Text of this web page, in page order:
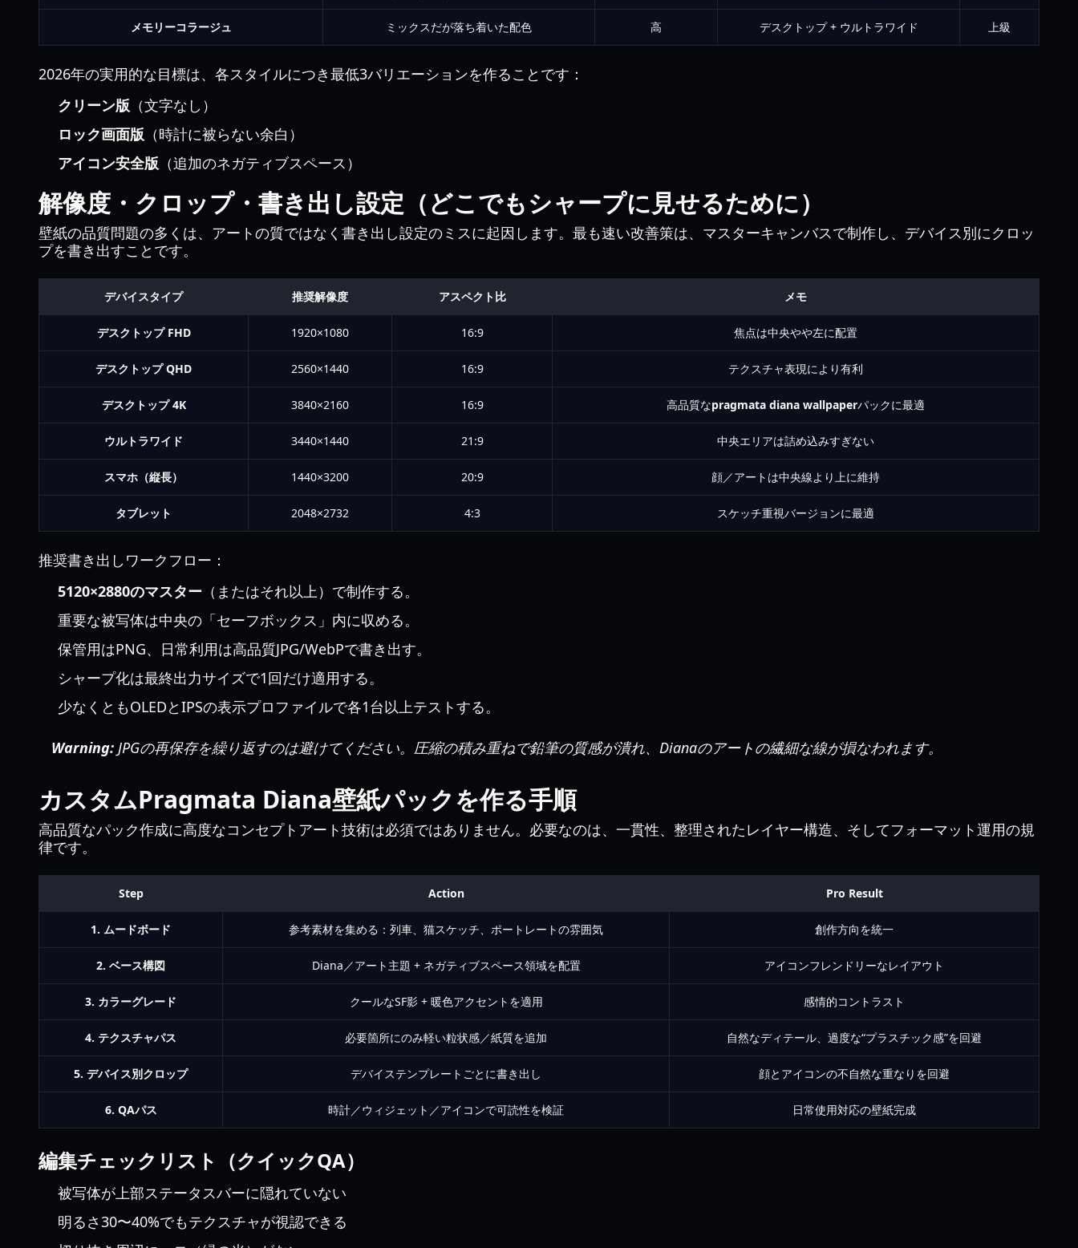
メモリーコラージュ ミックスだが落ち着いた配色 高 デスクトップ + ウルトラワイド 上級
2026年の実用的な目標は、各スタイルにつき最低3バリエーションを作ることです：
クリーン版 （文字なし）
ロック画面版 （時計に被らない余白）
アイコン安全版 （追加のネガティブスペース）
解像度・クロップ・書き出し設定（どこでもシャープに見せるために）
壁紙の品質問題の多くは、アートの質ではなく書き出し設定のミスに起因します。最も速い改善策は、マスターキャンバスで制作し、デバイス別にクロッ
プを書き出すことです。
デバイスタイプ 推奨解像度 アスペクト比 メモ
デスクトップ FHD 1920×1080 16:9 焦点は中央やや左に配置
デスクトップ QHD 2560×1440 16:9 テクスチャ表現により有利
デスクトップ 4K 3840×2160 16:9 高品質なpragmata diana wallpaperパックに最適
ウルトラワイド 3440×1440 21:9 中央エリアは詰め込みすぎない
スマホ（縦長） 1440×3200 20:9 顔／アートは中央線より上に維持
タブレット 2048×2732 4:3 スケッチ重視バージョンに最適
推奨書き出しワークフロー：
5120×2880のマスター （またはそれ以上）で制作する。
重要な被写体は中央の「セーフボックス」内に収める。
保管用はPNG、日常利用は高品質JPG/WebPで書き出す。
シャープ化は最終出力サイズで1回だけ適用する。
少なくともOLEDとIPSの表示プロファイルで各1台以上テストする。
Warning: JPGの再保存を繰り返すのは避けてください。圧縮の積み重ねで鉛筆の質感が潰れ、Dianaのアートの繊細な線が損なわれます。
カスタムPragmata Diana壁紙パックを作る手順
高品質なパック作成に高度なコンセプトアート技術は必須ではありません。必要なのは、一貫性、整理されたレイヤー構造、そしてフォーマット運用の規
律です。
Step Action Pro Result
1. ムードボード 参考素材を集める：列車、猫スケッチ、ポートレートの雰囲気 創作方向を統一
2. ベース構図 Diana／アート主題 + ネガティブスペース領域を配置 アイコンフレンドリーなレイアウト
3. カラーグレード クールなSF影 + 暖色アクセントを適用 感情的コントラスト
4. テクスチャパス 必要箇所にのみ軽い粒状感／紙質を追加 自然なディテール、過度な“プラスチック感”を回避
5. デバイス別クロップ デバイステンプレートごとに書き出し 顔とアイコンの不自然な重なりを回避
6. QAパス 時計／ウィジェット／アイコンで可読性を検証 日常使用対応の壁紙完成
編集チェックリスト（クイックQA）
被写体が上部ステータスバーに隠れていない
明るさ30〜40%でもテクスチャが視認できる